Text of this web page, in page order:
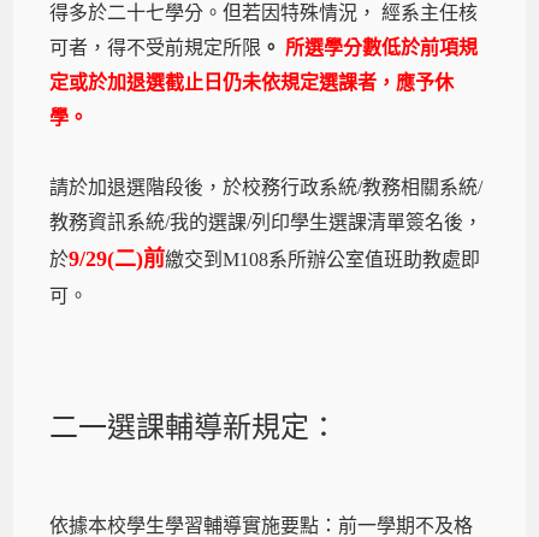
得多於二十七學分。但若因特殊情況， 經系主任核
可者，得不受前規定所限 。 所選學分數低於前項規
定或於加退選截止日仍未依規定選課者，應予休
學。
請於加退選階段後，於校務行政系統/教務相關系統/
教務資訊系統/我的選課/列印學生選課清單簽名後，
於9/29(二)前繳交到M108系所辦公室值班助教處即
可。
二一選課輔導新規定：
依據本校學生學習輔導實施要點：前一學期不及格